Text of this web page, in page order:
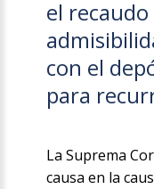
el
con el
para
La Suprema
causa en la